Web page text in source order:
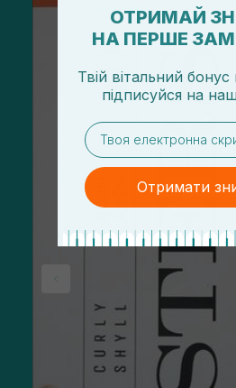
ОТРИМАЙ
НА ПЕРШЕ
Твій вітальний
підписуйся на
email
Отримати